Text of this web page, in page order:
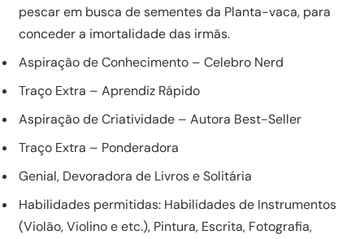
pescar em busca de sementes da Planta-vaca, para
conceder a imortalidade das irmãs.
Aspiração de Conhecimento – Celebro Nerd
Traço Extra – Aprendiz Rápido
Aspiração de Criatividade – Autora Best-Seller
Traço Extra – Ponderadora
Genial, Devoradora de Livros e Solitária
Habilidades permitidas: Habilidades de Instrumentos
(Violão, Violino e etc.), Pintura, Escrita, Fotografia,